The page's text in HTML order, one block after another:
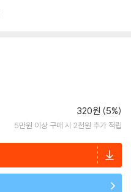
320원 (5%)
5만원 이상 구매 시 2천원 추가 적립